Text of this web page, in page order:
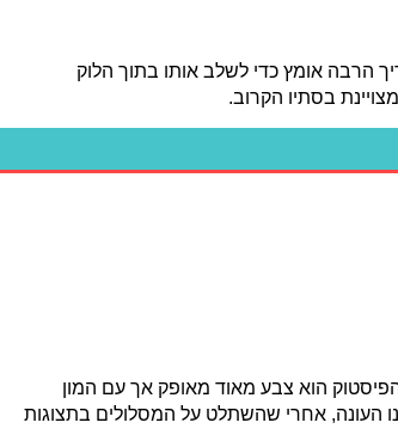
הרבה אומץ כדי לשלב אותו בתוך הלוק
בסתיו הקרוב.
הוא צבע מאוד מאופק אך עם המון
העונה, אחרי שהשתלט על המסלולים בתצוגות